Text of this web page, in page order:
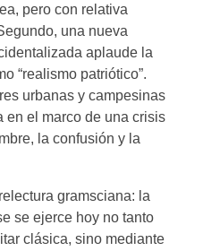
pero con relativa
una nueva
aplaude la
“realismo patriótico”.
urbanas y campesinas
en el marco de una crisis
la confusión y la
gramsciana: la
se ejerce hoy no tanto
clásica, sino mediante